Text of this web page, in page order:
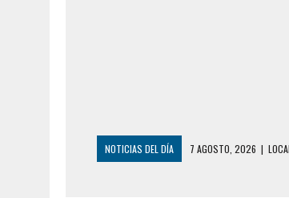
NOTICIAS DEL DÍA 7 AGOSTO, 2026 |